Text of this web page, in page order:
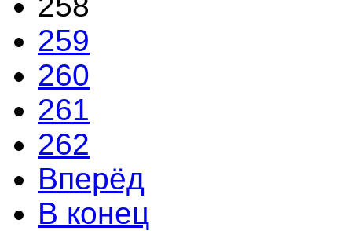
259
260
261
262
Вперёд
В конец